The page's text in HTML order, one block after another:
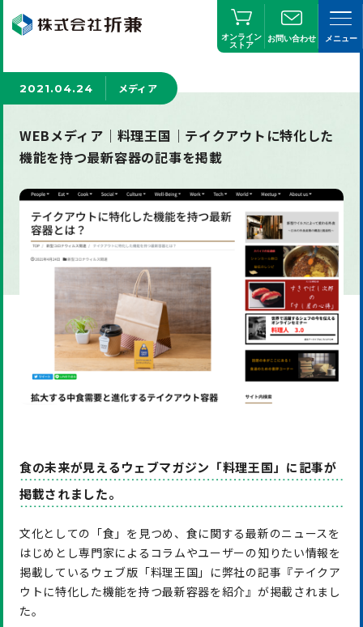
オンライン
ストア
お問い合わせ メニュー
2021.04.24 メディア
WEBメディア｜料理王国｜テイクアウトに特化した
機能を持つ最新容器の記事を掲載
食の未来が見えるウェブマガジン「料理王国」に記事が
掲載されました。
文化としての「食」を見つめ、食に関する最新のニュースを
はじめとし専門家によるコラムやユーザーの知りたい情報を
掲載しているウェブ版「料理王国」に弊社の記事『テイクア
ウトに特化した機能を持つ最新容器を紹介』が掲載されまし
た。